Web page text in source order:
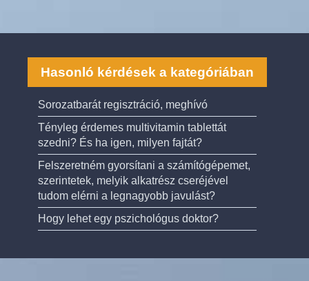
Hasonló kérdések a kategóriában
Sorozatbarát regisztráció, meghívó
Tényleg érdemes multivitamin tablettát
szedni? És ha igen, milyen fajtát?
Felszeretném gyorsítani a számítógépemet,
szerintetek, melyik alkatrész cseréjével
tudom elérni a legnagyobb javulást?
Hogy lehet egy pszichológus doktor?